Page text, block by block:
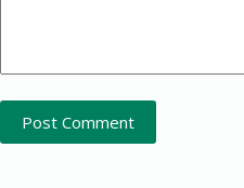
Post Comment